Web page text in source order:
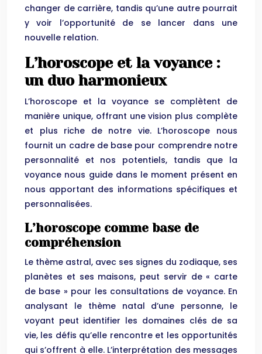
changer de carrière, tandis qu’une autre pourrait
y voir l’opportunité de se lancer dans une
nouvelle relation.
L’horoscope et la voyance :
un duo harmonieux
L’horoscope et la voyance se complètent de
manière unique, offrant une vision plus complète
et plus riche de notre vie. L’horoscope nous
fournit un cadre de base pour comprendre notre
personnalité et nos potentiels, tandis que la
voyance nous guide dans le moment présent en
nous apportant des informations spécifiques et
personnalisées.
L’horoscope comme base de
compréhension
Le thème astral, avec ses signes du zodiaque, ses
planètes et ses maisons, peut servir de « carte
de base » pour les consultations de voyance. En
analysant le thème natal d’une personne, le
voyant peut identifier les domaines clés de sa
vie, les défis qu’elle rencontre et les opportunités
qui s’offrent à elle. L’interprétation des messages